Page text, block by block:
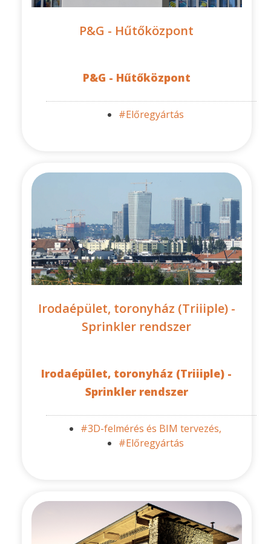
P&G - Hűtőközpont
P&G - Hűtőközpont
#Előregyártás
Irodaépület, toronyház (Triiiple) -
Sprinkler rendszer
Irodaépület, toronyház (Triiiple) -
Sprinkler rendszer
#3D-felmérés és BIM tervezés,
#Előregyártás